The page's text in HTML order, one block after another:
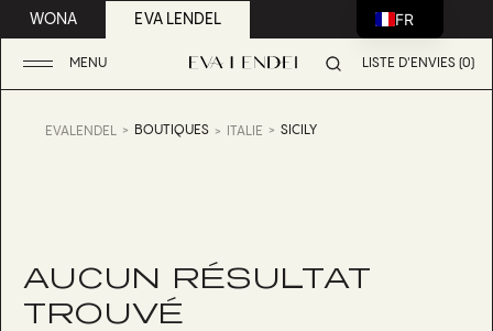
WONA EVA LENDEL
MENU LISTE D'ENVIES (0)
EVALENDEL BOUTIQUES ITALIE SICILY
AUCUN RÉSULTAT
TROUVÉ
FR